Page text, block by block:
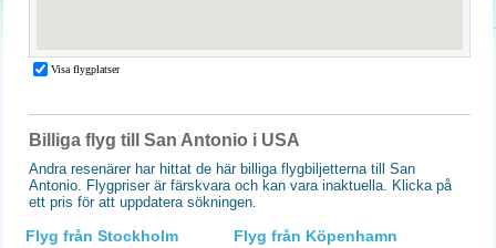
Billiga flyg till San Antonio i USA
Andra resenärer har hittat de här billiga flygbiljetterna till San
Antonio. Flygpriser är färskvara och kan vara inaktuella. Klicka på
ett pris för att uppdatera sökningen.
Flyg från Stockholm Flyg från Köpenhamn